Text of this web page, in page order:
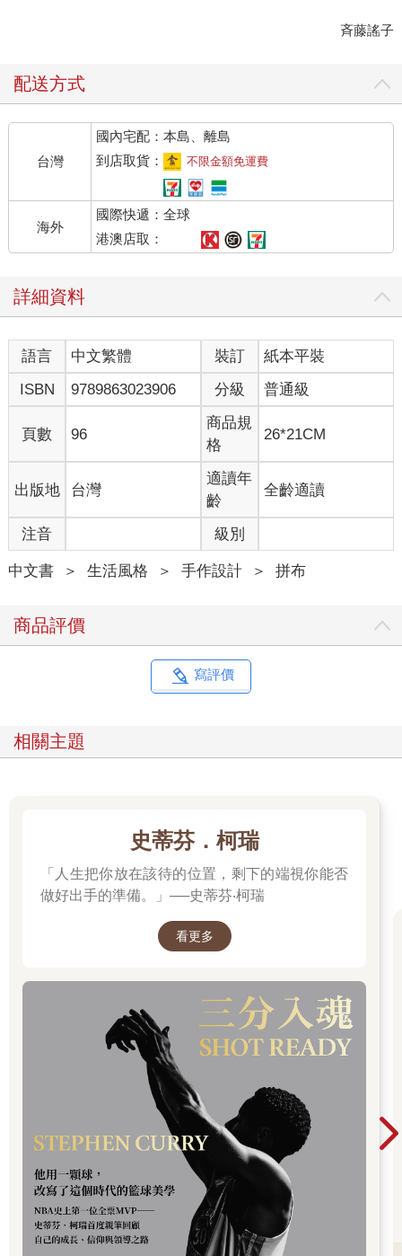
斉藤謠子
配送方式
台灣
國內宅配：本島、離島
到店取貨：
不限金額免運費
海外
國際快遞：全球
港澳店取：
詳細資料
語言 中文繁體 裝訂
紙本平裝
ISBN
9789863023906 分級 普通級
頁數 96
商品規
格
26*21CM
出版地 台灣
適讀年
齡
全齡適讀
注音 級別
中文書 ＞ 生活風格 ＞ 手作設計 ＞ 拼布
商品評價
寫評價
相關主題
史蒂芬．柯瑞
「人生把你放在該待的位置，剩下的端視你能否
做好出手的準備。」──史蒂芬‧柯瑞
看更多